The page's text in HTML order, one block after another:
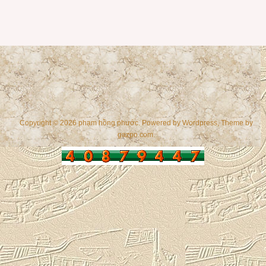
Copyright © 2026 phạm hồng phước. Powered byWordpress , Theme by
gazpo.com.